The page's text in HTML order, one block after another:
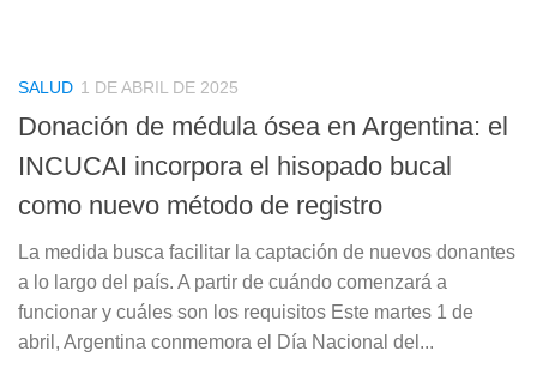
SALUD 1 DE ABRIL DE 2025
Donación de médula ósea en Argentina: el
INCUCAI incorpora el hisopado bucal
como nuevo método de registro
La medida busca facilitar la captación de nuevos donantes
a lo largo del país. A partir de cuándo comenzará a
funcionar y cuáles son los requisitos Este martes 1 de
abril, Argentina conmemora el Día Nacional del...